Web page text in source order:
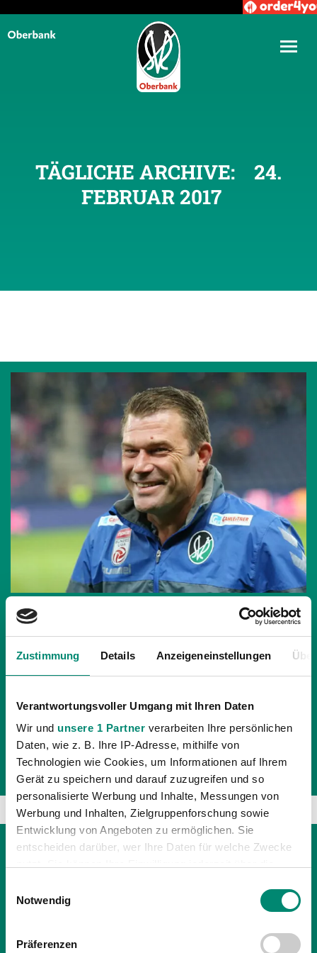
Zustimmung Details Anzeigeneinstellungen
Verantwortungsvoller Umgang mit Ihren Daten
Wir und unsere 1 Partner verarbeiten Ihre persönlichen
Daten, wie z. B. Ihre IP-Adresse, mithilfe von
Technologien wie Cookies, um Informationen auf Ihrem
Gerät zu speichern und darauf zuzugreifen und so
personalisierte Werbung und Inhalte, Messungen von
Werbung und Inhalten, Zielgruppenforschung sowie
Entwicklung von Angeboten zu ermöglichen. Sie
entscheiden darüber, wer Ihre Daten für welche Zwecke
Trigger Symbol ändern oder widerrufen
Erfahren Sie mehr darüber, wie Ihre persönlichen Daten
verarbeitet werden, und legen Sie Ihre Präferenzen im
Notwendig
Präferenzen
TÄGLICHE ARCHIVE:
24.
FEBRUAR 2017
24.02.2017
CHRISTIAN BENBENNEK AM SONNTAG BEI
„TALK & TORE“
SVR-Cheftrainer Christian Benbennek ist am Sonntag,
bei der Sendung „Talk & Tore“ zu sehen.